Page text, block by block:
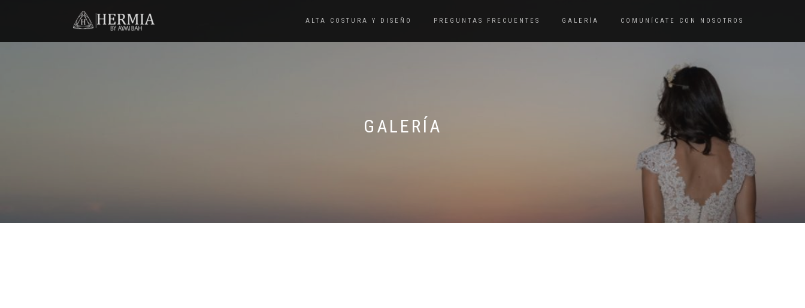
ALTA COSTURA Y DISEÑO PREGUNTAS FRECUENTES GALERÍA COMUNÍCATE CON NOSOTROS
GALERÍA